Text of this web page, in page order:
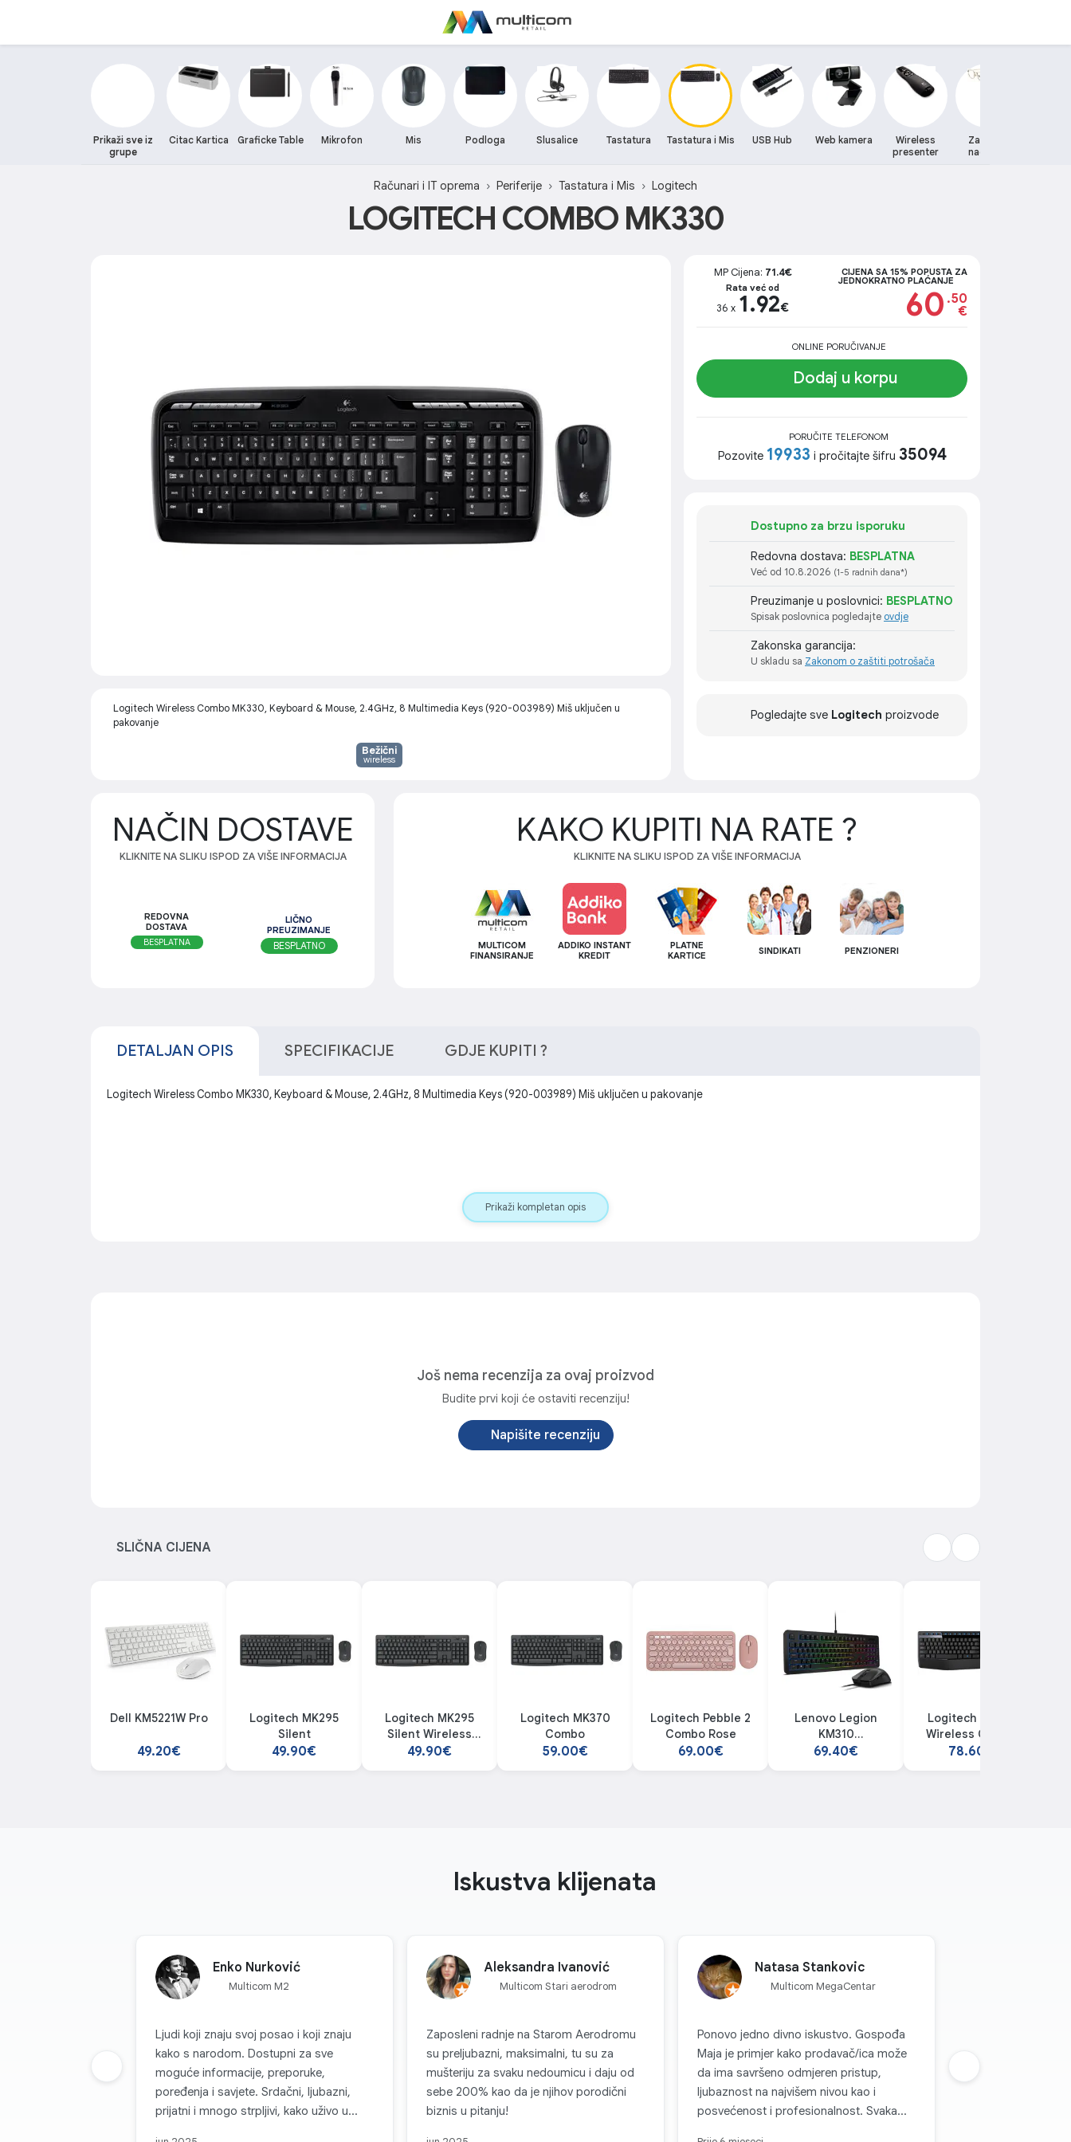
Prikaži sve iz
grupe
Citac Kartica Graficke Table Mikrofon Mis Podloga Slusalice Tastatura Tastatura i Mis USB Hub Web kamera
Wireless
presenter
Zastitne
naocare
Računari i IT oprema Periferije Tastatura i Mis Logitech
LOGITECH COMBO MK330
Logitech Wireless Combo MK330, Keyboard & Mouse, 2.4GHz, 8 Multimedia Keys (920-003989) Miš uključen u
pakovanje
Bežični
wireless
MP Cijena: 71.4€
Rata već od
36 x 1.92€
CIJENA SA 15% POPUSTA ZA
JEDNOKRATNO PLAĆANJE
60 .50
€
ONLINE PORUČIVANJE
Dodaj u korpu
PORUČITE TELEFONOM
Pozovite 19933 i pročitajte šifru 35094
Dostupno za brzu isporuku
Redovna dostava: BESPLATNA
Već od 10.8.2026 (1-5 radnih dana*)
Preuzimanje u poslovnici: BESPLATNO
Spisak poslovnica pogledajte ovdje
Zakonska garancija:
U skladu sa Zakonom o zaštiti potrošača
Pogledajte sve Logitech proizvode
NAČIN DOSTAVE
KLIKNITE NA SLIKU ISPOD ZA VIŠE INFORMACIJA
REDOVNA
DOSTAVA
BESPLATNA
LIČNO
PREUZIMANJE
BESPLATNO
KAKO KUPITI NA RATE ?
KLIKNITE NA SLIKU ISPOD ZA VIŠE INFORMACIJA
MULTICOM
FINANSIRANJE
ADDIKO INSTANT
KREDIT
PLATNE
KARTICE
SINDIKATI PENZIONERI
DETALJAN OPIS SPECIFIKACIJE GDJE KUPITI ?
Logitech Wireless Combo MK330, Keyboard & Mouse, 2.4GHz, 8 Multimedia Keys (920-003989) Miš uključen u pakovanje
Prikaži kompletan opis
Još nema recenzija za ovaj proizvod
Budite prvi koji će ostaviti recenziju!
Napišite recenziju
SLIČNA CIJENA
Dell KM5221W Pro
49.20€
Logitech MK295
Silent
49.90€
Logitech MK295
Silent Wireless
Combo
49.90€
Logitech MK370
Combo
59.00€
Logitech Pebble 2
Combo Rose
69.00€
Lenovo Legion
KM310
RGB GX31N91913
69.40€
Logitech MK345
Wireless Combo
78.60€
Iskustva klijenata
Enko Nurković
Multicom M2
Ljudi koji znaju svoj posao i koji znaju
kako s narodom. Dostupni za sve
moguće informacije, preporuke,
poređenja i savjete. Srdačni, ljubazni,
prijatni i mnogo strpljivi, kako uživo u
Aleksandra Ivanović
Multicom Stari aerodrom
Zaposleni radnje na Starom Aerodromu
su preljubazni, maksimalni, tu su za
mušteriju za svaku nedoumicu i daju od
sebe 200% kao da je njihov porodični
biznis u pitanju!
Natasa Stankovic
Multicom MegaCentar
Ponovo jedno divno iskustvo. Gospođa
Maja je primjer kako prodavač/ica može
da ima savršeno odmjeren pristup,
ljubaznost na najvišem nivou kao i
posvećenost i profesionalnost. Svaka
Prethodna grupa